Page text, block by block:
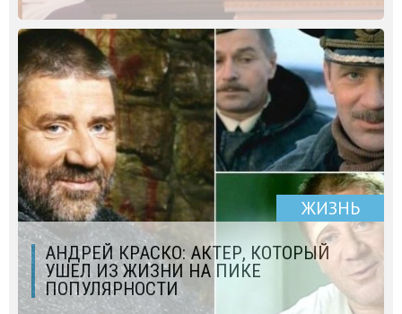
ЖИЗНЬ
АНДРЕЙ КРАСКО: АКТЕР, КОТОРЫЙ
УШЕЛ ИЗ ЖИЗНИ НА ПИКЕ
ПОПУЛЯРНОСТИ